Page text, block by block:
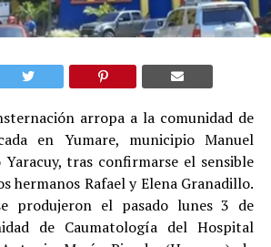
arropa a la comunidad de
en Yumare, municipio Manuel
tras confirmarse el sensible
hermanos Rafael y Elena Granadillo.
produjeron el pasado lunes 3 de
de Caumatología del Hospital